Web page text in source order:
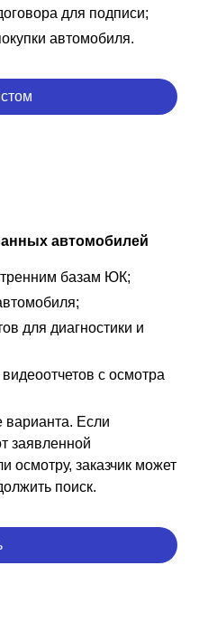
для подписи;
автомобиля.
автомобилей
базам ЮК;
для диагностики и
с осмотра
варианта. Если
заявленной
осмотру, заказчик может
поиск.